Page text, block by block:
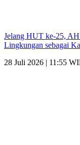
Jelang HUT ke-25,
Lingkungan sebagai
28 Juli 2026 | 11:55